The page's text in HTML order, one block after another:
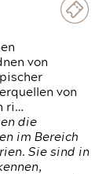
von
von
ri…
die
im Bereich
Sie sind in